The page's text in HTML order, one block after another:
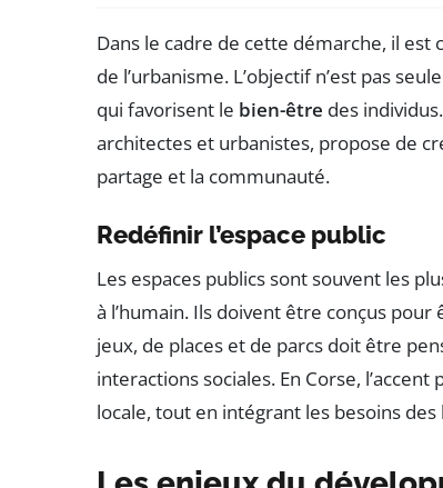
Dans le cadre de cette démarche, il est
de l’urbanisme. L’objectif n’est pas
qui favorisent le bien-être des
architectes et urbanistes, propose de
partage et la communauté.
Redéfinir l’espace public
Les espaces publics sont souvent les
à l’humain. Ils doivent être conçus pour
jeux, de places et de parcs doit être
interactions sociales. En Corse,
locale, tout en intégrant les besoins